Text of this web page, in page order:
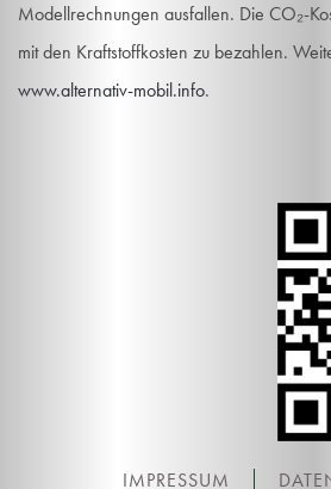
Modellrechnungen ausfallen. Die CO₂-
mit den Kraftstoffkosten zu bezahlen.
www.alternativ-mobil.info.
IMPRESSUM